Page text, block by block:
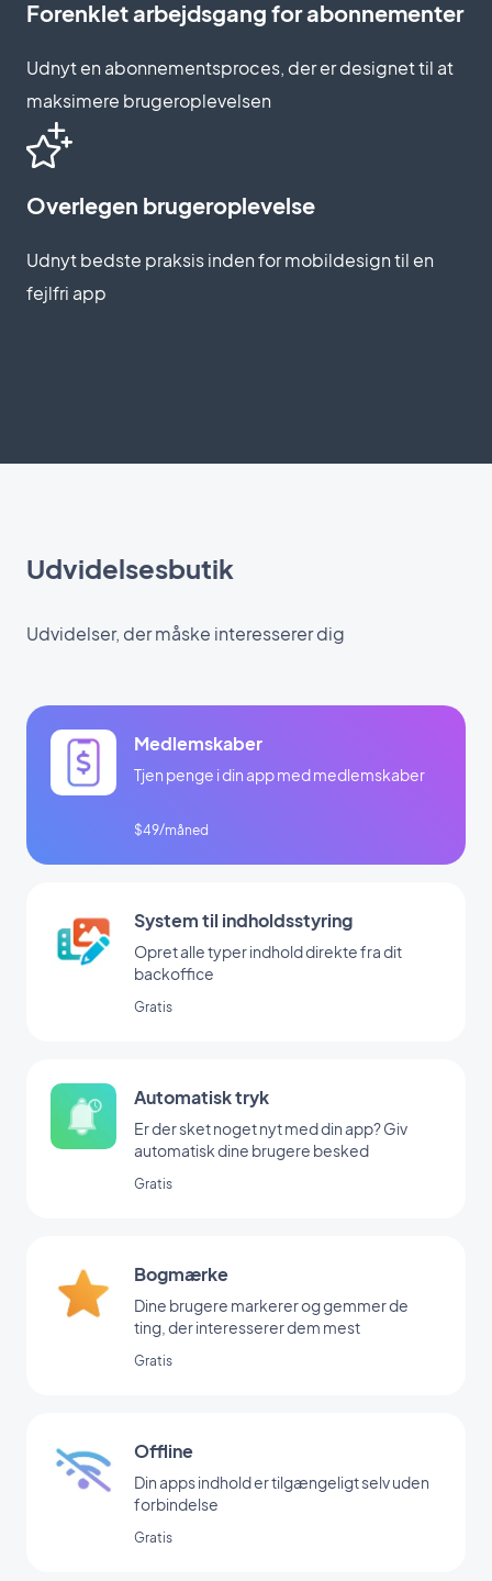
Forenklet arbejdsgang for abonnementer
Udnyt en abonnementsproces, der er designet til at
maksimere brugeroplevelsen
Overlegen brugeroplevelse
Udnyt bedste praksis inden for mobildesign til en
fejlfri app
Udvidelsesbutik
Udvidelser, der måske interesserer dig
Medlemskaber
Tjen penge i din app med medlemskaber
$49/måned
System til indholdsstyring
Opret alle typer indhold direkte fra dit
backoffice
Gratis
Automatisk tryk
Er der sket noget nyt med din app? Giv
automatisk dine brugere besked
Gratis
Bogmærke
Dine brugere markerer og gemmer de
ting, der interesserer dem mest
Gratis
Offline
Din apps indhold er tilgængeligt selv uden
forbindelse
Gratis